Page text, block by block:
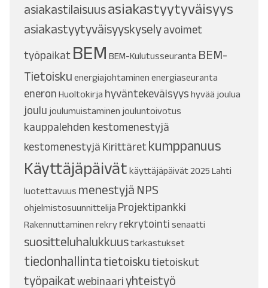
asiakastilaisuusasiakastyytyväisyys
asiakastyytyväisyyskyselyavoimet
työpaikat BEM BEM-Kulutusseuranta BEM-
Tietoisku energiajohtaminen energiaseuranta
eneron Huoltokirja hyväntekeväisyys hyvää joulua
joulu joulumuistaminen jouluntoivotus
kauppalehden kestomenestyjä
kestomenestyjä Kirittäretkumppanuus
Käyttäjäpäivät käyttäjäpäivät 2025 Lahti
luotettavuus menestyjä NPS
ohjelmistosuunnittelija Projektipankki
Rakennuttaminen rekry rekrytointi senaatti
suositteluhalukkuustarkastukset
tiedonhallintatietoiskutietoiskut
työpaikatwebinaariyhteistyö